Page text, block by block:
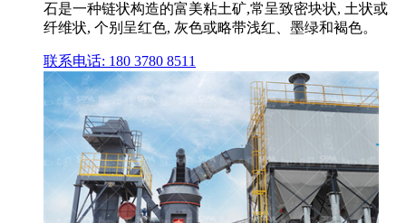
石是一种链状构造的富美粘土矿,常呈致密块状, 土状或
纤维状, 个别呈红色, 灰色或略带浅红、墨绿和褐色。
联系电话: 180 3780 8511